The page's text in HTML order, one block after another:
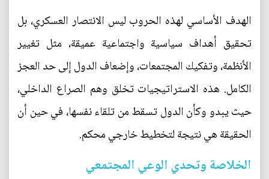
الهدف الأساسي لهذه الحروب ليس الانتصار العسكري، بل
تحقيق أهداف سياسية واجتماعية عميقة، مثل تغيير
الأنظمة، وتفكيك المجتمعات، وإضعاف الدول إلى حد العجز
الكامل. هذه الاستراتيجيات تخلق وهم الصراع الداخلي،
حيث يبدو وكأن الدول تسقط من تلقاء نفسها، في حين أن
الحقيقة هي نتيجة لتخطيط خارجي محكم.
الخلاصة وتحدي الوعي المجتمعي